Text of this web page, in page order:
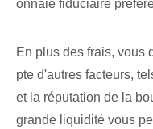
onnaie fiduciaire
En plus des frais, vous
pte d'autres facteurs,
et la réputation de la
grande liquidité vous